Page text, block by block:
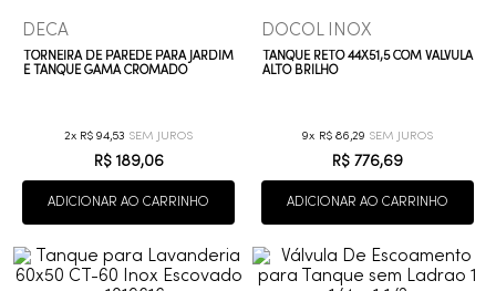
DECA
TORNEIRA DE PAREDE PARA JARDIM
E TANQUE GAMA CROMADO
2 R$ 94,53
R$ 189,06
ADICIONAR AO CARRINHO
DOCOL INOX
TANQUE RETO 44X51,5 COM VÁLVULA
ALTO BRILHO
9 R$ 86,29
R$ 776,69
ADICIONAR AO CARRINHO